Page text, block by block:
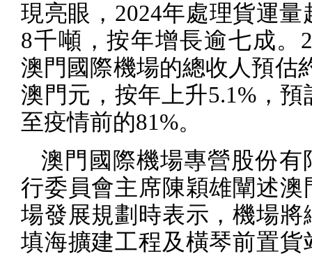
現亮眼， 2024年處理貨運量
8千噸，按年增長逾七成。
澳門國際機場的總收人預估
澳門元，按年上升5.1% ，
至疫情前的81%。
澳門國際機場專營股份有
行委員會主席陳穎雄闡述澳
場發展規劃時表示，機場將
填海擴建工程及橫琴前置貨